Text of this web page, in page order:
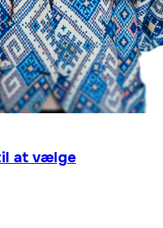
at vælge